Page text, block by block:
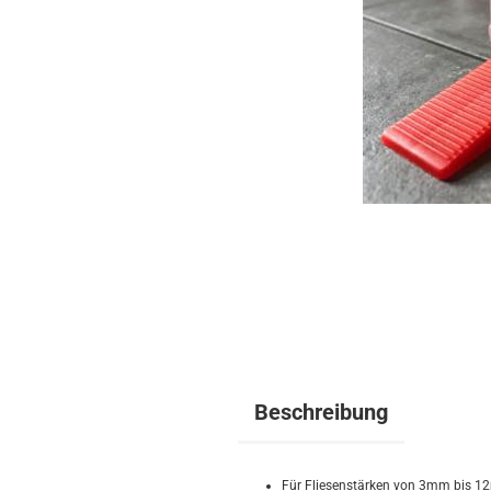
Beschreibung
Für Fliesenstärken von 3mm bis